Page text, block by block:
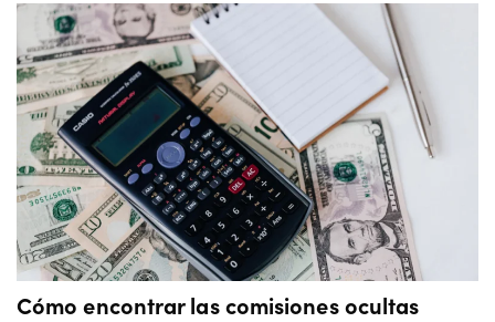
Cómo encontrar las comisiones ocultas